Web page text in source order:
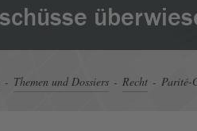
Themen und Dossiers Recht Parité-